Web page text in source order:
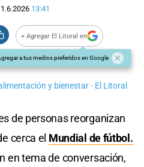
13:41
+ Agregar El Litoral en
a tus medios preferidos en Google
y bienestar - El Litoral
de personas reorganizan
cerca el Mundial de fútbol.
en tema de conversación,